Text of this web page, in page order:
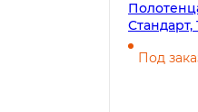
Стандарт,
Под